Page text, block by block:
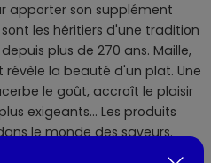
apporter son supplément
les héritiers d'une tradition
plus de 270 ans. Maille,
la beauté d'un plat. Une
le goût, accroît le plaisir
exigeants... Les produits
le monde des saveurs.
: la passion du détail, l'art